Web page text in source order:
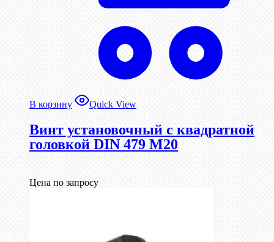
В корзину Quick View
Винт установочный с квадратной
головкой DIN 479 М20
Цена по запросу